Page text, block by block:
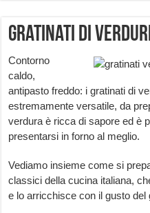
Gratinati di
Contorno
caldo,
antipasto freddo: i gratinati di
estremamente versatile, da
verdura è ricca di sapore ed è
presentarsi in forno al meglio.
Vediamo insieme come si
classici della cucina italiana,
e lo arricchisce con il gusto del